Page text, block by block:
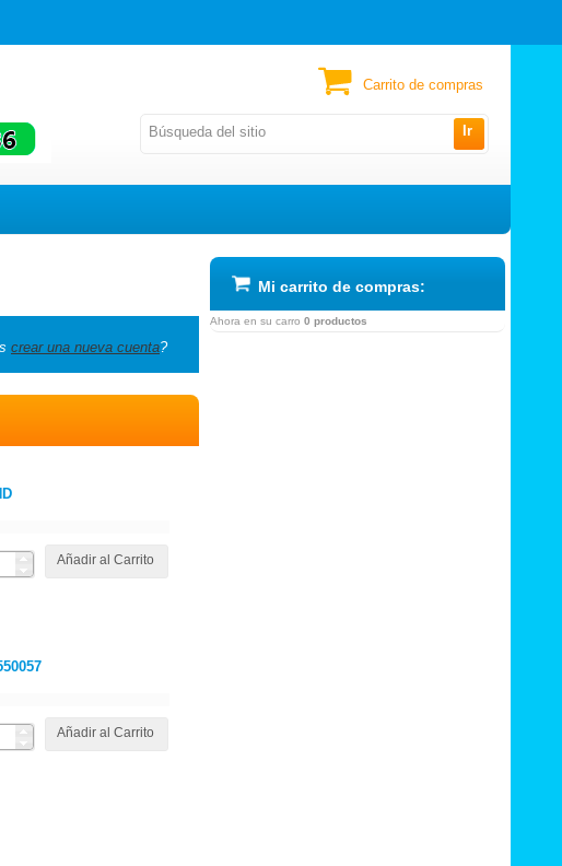
Ir
Carrito de compras
crear una nueva cuenta?
Añadir al Carrito
Añadir al Carrito
Mi carrito de compras:
Ahora en su carro 0 productos